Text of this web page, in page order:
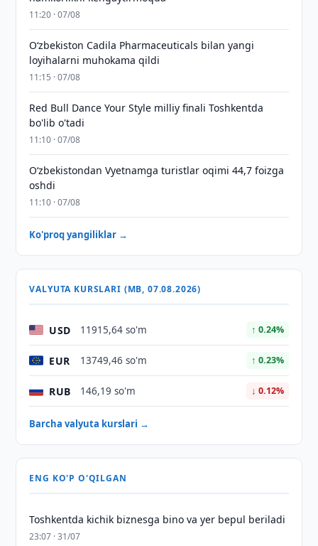
11:20 · 07/08
Oʻzbekiston Cadila Pharmaceuticals bilan yangi
loyihalarni muhokama qildi
11:15 · 07/08
Red Bull Dance Your Style milliy finali Toshkentda
bo'lib o'tadi
11:10 · 07/08
O‘zbekistondan Vyetnamga turistlar oqimi 44,7 foizga
oshdi
11:10 · 07/08
Ko'proq yangiliklar →
VALYUTA KURSLARI (MB, 07.08.2026)
USD 11915,64 so'm ↑ 0.24%
EUR 13749,46 so'm ↑ 0.23%
RUB 146,19 so'm ↓ 0.12%
Barcha valyuta kurslari →
ENG KO'P O'QILGAN
Toshkentda kichik biznesga bino va yer bepul beriladi
23:07 · 31/07